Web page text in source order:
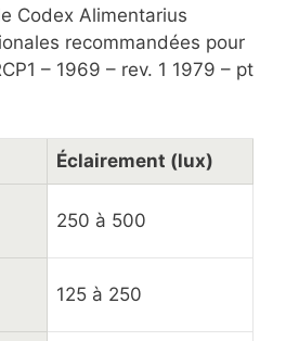
Codex Alimentarius
recommandées pour
– 1969 – rev. 1 1979 – pt
Éclairement (lux)
250 à 500
125 à 250